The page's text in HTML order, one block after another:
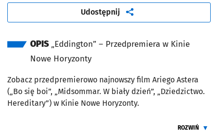
Udostępnij artykuł
OPIS „Eddington” – Przedpremiera w Kinie
Nowe Horyzonty
Zobacz przedpremierowo najnowszy film Ariego Astera
(„Bo się boi”, „Midsommar. W biały dzień”, „Dziedzictwo.
Hereditary”) w Kinie Nowe Horyzonty.
zawoalowana adaptacja gry Grand Theft Auto. Wybierz
ROZWIŃ